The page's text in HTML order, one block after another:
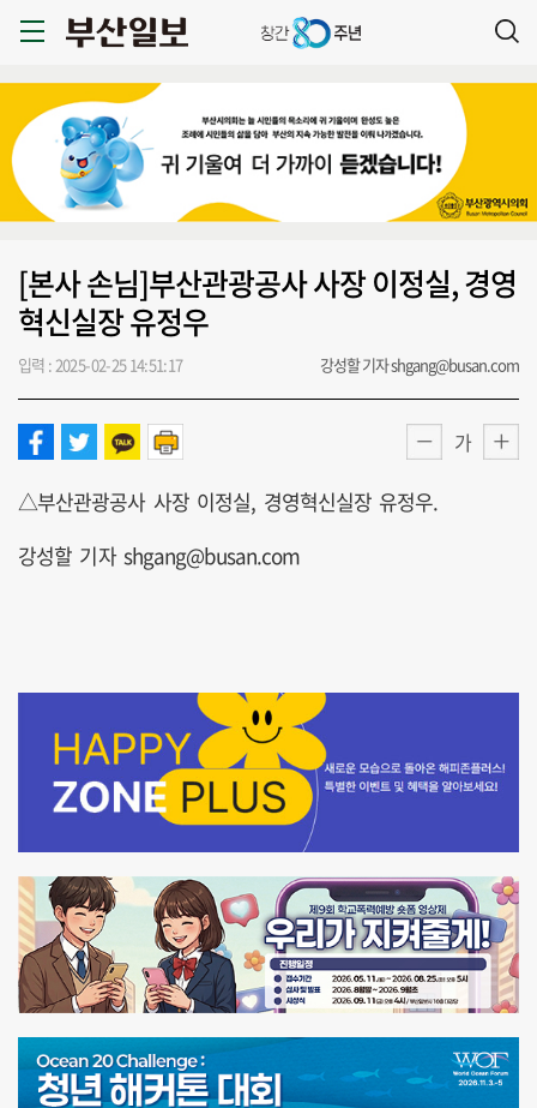
[본사 손님]부산관광공사 사장 이정실, 경영
혁신실장 유정우
입력 : 2025-02-25 14:51:17 강성할 기자 shgang@busan.com
가
△부산관광공사 사장 이정실, 경영혁신실장 유정우.
강성할 기자 shgang@busan.com